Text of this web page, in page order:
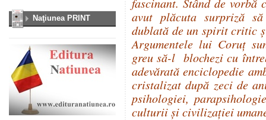
Naţiunea PRINT
avut plăcuta surpriză
dublată de un spirit critic
Argumentele lui Coruţ
greu să-l blochezi cu
adevărată enciclopedie
cristalizat după zeci de
psihologiei,
culturii şi civilizaţiei